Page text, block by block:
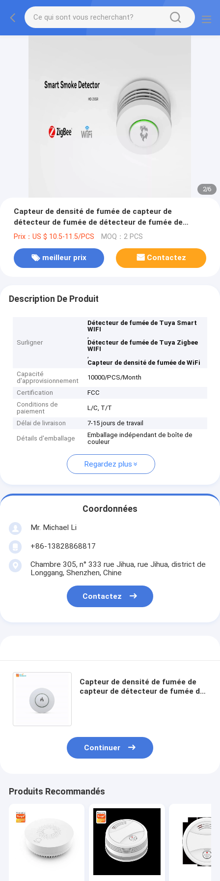
2/6
Capteur de densité de fumée de capteur de
détecteur de fumée de détecteur de fumée de
Glomarket Tuya Zigbee WIFI
Prix：US $ 10.5-11.5/PCS MOQ：2 PCS
meilleur prix Contactez
Description De Produit
Surligner
Détecteur de fumée de Tuya Smart
WIFI
,
Détecteur de fumée de Tuya Zigbee
WIFI
,
Capteur de densité de fumée de WiFi
Capacité
d'approvisionnement
10000/PCS/Month
Certification
FCC
Conditions de
paiement
L/C, T/T
Délai de livraison 7-15 jours de travail
Détails d'emballage
Emballage indépendant de boîte de
couleur
Regardez plus
Coordonnées
Mr. Michael Li
+86-13828868817
Chambre 305, n° 333 rue Jihua, rue Jihua, district de
Longgang, Shenzhen, Chine
Contactez
Capteur de densité de fumée de
capteur de détecteur de fumée de
Continuer
Produits Recommandés